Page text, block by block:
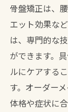
骨盤矯正は、
エット効果な
は、専門的な
ができます。
ルにケアする
す。オーダー
体格や症状に